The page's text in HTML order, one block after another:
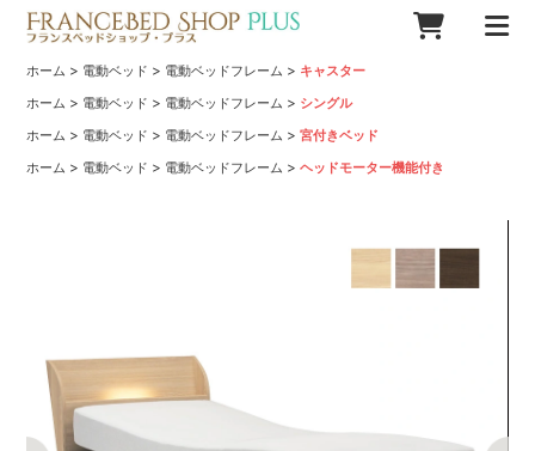
ホーム > 電動ベッド > 電動ベッドフレーム > キャスター
ホーム > 電動ベッド > 電動ベッドフレーム > シングル
ホーム > 電動ベッド > 電動ベッドフレーム >宮付きベッド
ホーム > 電動ベッド > 電動ベッドフレーム >ヘッドモーター機能付き